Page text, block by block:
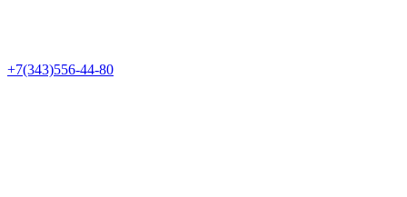
+7(343)556-44-80